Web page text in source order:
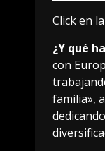
Click en
¿Y qué
con
familia»,